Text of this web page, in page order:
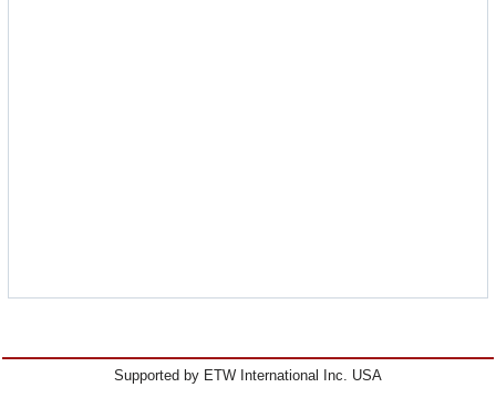
Supported by ETW International Inc. USA